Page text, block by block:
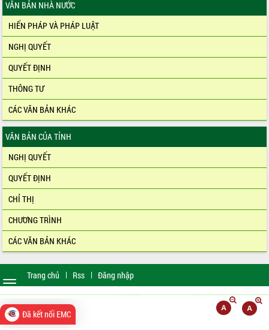
VĂN BẢN NHÀ NƯỚC
HIẾN PHÁP VÀ PHÁP LUẬT
NGHỊ QUYẾT
QUYẾT ĐỊNH
THÔNG TƯ
CÁC VĂN BẢN KHÁC
VĂN BẢN CỦA TỈNH
NGHỊ QUYẾT
QUYẾT ĐỊNH
CHỈ THỊ
CHƯƠNG TRÌNH
CÁC VĂN BẢN KHÁC
Trang chủ Rss Đăng nhập
Toggle
navigation
dobrowin|
betleao | Đã kết nối EMC